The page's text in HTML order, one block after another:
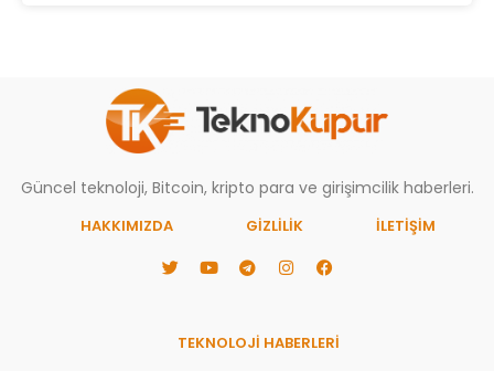
Güncel teknoloji, Bitcoin, kripto para ve girişimcilik haberleri.
HAKKIMIZDA GIZLILIK İLETİŞİM
TEKNOLOJİ HABERLERİ